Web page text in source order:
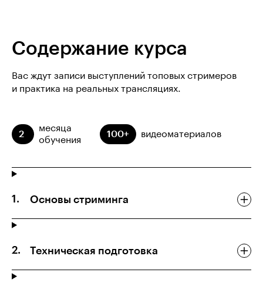
Содержание курса
Вас ждут записи выступлений топовых стримеров
и практика на реальных трансляциях.
2
месяца
обучения
100+ видеоматериалов
Основы стриминга
Техническая подготовка